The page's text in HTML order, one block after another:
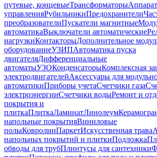
путевые, концевыеТрансформаторы
управленияРубильникиПредохранители
преобразователиПускатели магнитные
автоматикаВыключатели автоматические
нагрузкиКонтакторыДополнительное
оборудованиеУЗИПАвтоматика пуска
двигателяДифференциальные
автоматыУЗОКонденсаторыКомплексная
электродвигателейАксессуары для
автоматикиПриборы учетаСчетчики газа
электроэнергииСчетчики водыРемонт и
покрытия и
плиткаПлиткаЛаминатЛинолеум
напольные покрытияВиниловые
полыКовролинПаркетИскусственная трава
напольных покрытий и плиткиПодложка
обводы для трубПлинтусы для сантехники